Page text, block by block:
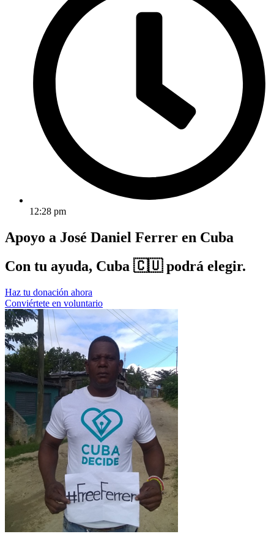
12:28 pm
Apoyo a José Daniel Ferrer en Cuba
Con tu ayuda, Cuba 🇨🇺 podrá elegir.
Haz tu donación ahora
Conviértete en voluntario